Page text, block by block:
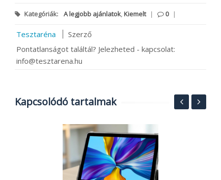
Kategóriák: A legjobb ajánlatok Kiemelt | 0 |
Tesztaréna
Szerző
Pontatlanságot találtál? Jelezheted - kapcsolat:
info@tesztarena.hu
Kapcsolódó tartalmak